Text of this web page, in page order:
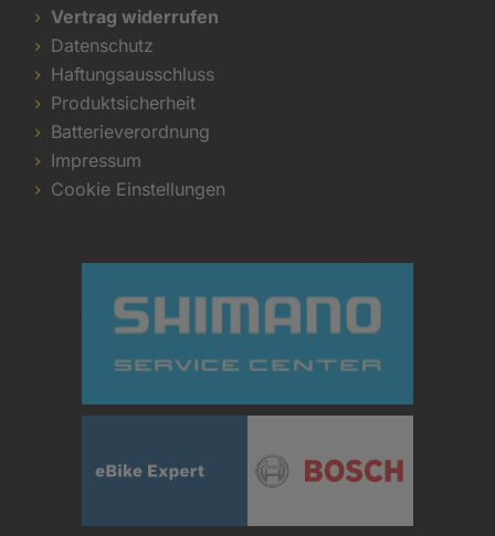
Vertrag widerrufen
Datenschutz
Haftungsausschluss
Produktsicherheit
Batterieverordnung
Impressum
Cookie Einstellungen